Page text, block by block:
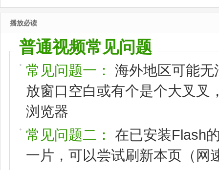
播放必读
普通视频常见问题
常见问题一：
海外地区可能
放窗口空白或有个是个大叉叉
浏览器
常见问题二：
在已安装Flash
一片，可以尝试刷新本页（网